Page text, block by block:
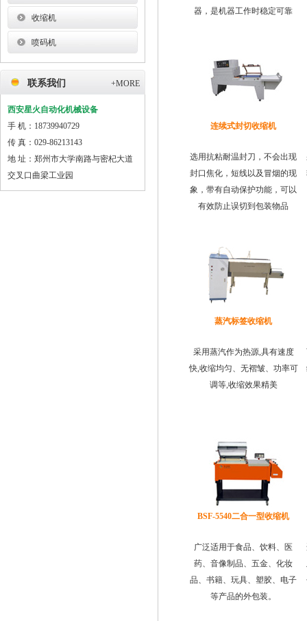
收缩机
喷码机
联系我们 +MORE
西安星火自动化机械设备
手 机：18739940729
传 真：029-86213143
地 址：郑州市大学南路与密杞大道
交叉口曲梁工业园
器，是机器工作时稳定可靠
连续式封切收缩机
选用抗粘耐温封刀，不会出现
封口焦化，短线以及冒烟的现
象，带有自动保护功能，可以
有效防止误切到包装物品
蒸汽标签收缩机
采用蒸汽作为热源,具有速度
快,收缩均匀、无褶皱、功率可
调等,收缩效果精美
BSF-5540二合一型收缩机
广泛适用于食品、饮料、医
药、音像制品、五金、化妆
品、书籍、玩具、塑胶、电子
等产品的外包装。